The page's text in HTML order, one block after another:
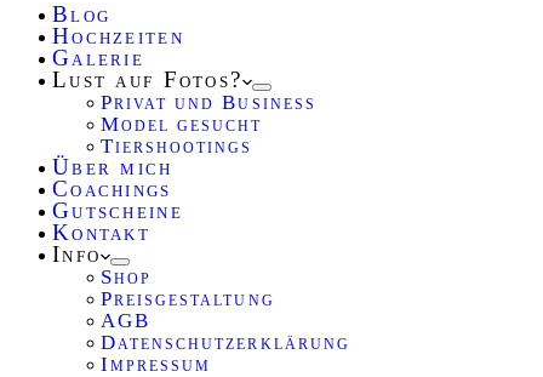
Blog
Hochzeiten
Galerie
Lust auf Fotos?
Privat und Business
Model gesucht
Tiershootings
Über mich
Coachings
Gutscheine
Kontakt
Info
Shop
Preisgestaltung
AGB
Datenschutzerklärung
Impressum